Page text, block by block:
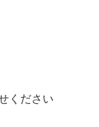
ください